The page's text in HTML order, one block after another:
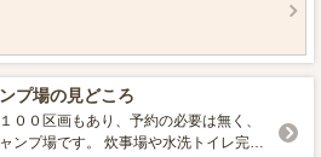
ャンプエリア,フリーサイトエリア,トイ
月のみ） ■ロケーション 川遊
,星空がきれい ■環境・サービス
必要
プ場の見どころ
００区画もあり、予約の必要は無く、
ンプ場です。 炊事場や水洗トイレ完